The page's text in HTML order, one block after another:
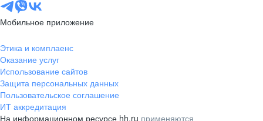
Мобильное приложение
Этика и комплаенс
Оказание услуг
Использование сайтов
Защита персональных данных
Пользовательское соглашение
ИТ аккредитация
На информационном ресурсе hh.ru применяются